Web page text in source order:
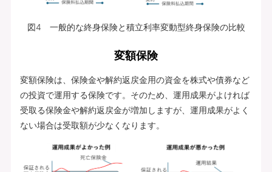
図4 一般的な終身保険と積立利率変動型終身保険の比較
変額保険
変額保険は、保険金や解約返戻金用の資金を株式や債券など
の投資で運用する保険です。そのため、運用成果がよければ
受取る保険金や解約返戻金が増加しますが、運用成果がよく
ない場合は受取額が少なくなります。